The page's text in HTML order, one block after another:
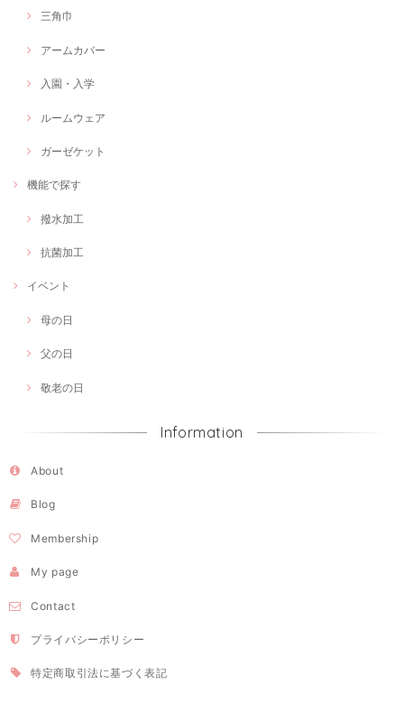
三角巾
アームカバー
入園・入学
ルームウェア
ガーゼケット
機能で探す
撥水加工
抗菌加工
イベント
母の日
父の日
敬老の日
Information
About
Blog
Membership
My page
Contact
プライバシーポリシー
特定商取引法に基づく表記